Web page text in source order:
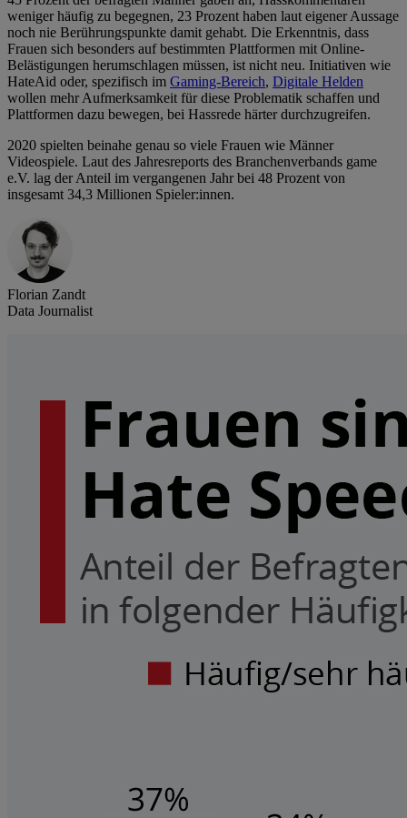
weniger häufig zu begegnen, 23 Prozent haben laut eigener Aussage
noch nie Berührungspunkte damit gehabt. Die Erkenntnis, dass
Frauen sich besonders auf bestimmten Plattformen mit Online-
Belästigungen herumschlagen müssen, ist nicht neu. Initiativen wie
HateAid oder, spezifisch im Gaming-Bereich, Digitale Helden
wollen mehr Aufmerksamkeit für diese Problematik schaffen und
Plattformen dazu bewegen, bei Hassrede härter durchzugreifen.
2020 spielten beinahe genau so viele Frauen wie Männer
Videospiele. Laut des Jahresreports des Branchenverbands game
e.V. lag der Anteil im vergangenen Jahr bei 48 Prozent von
insgesamt 34,3 Millionen Spieler:innen.
Florian Zandt
Data Journalist